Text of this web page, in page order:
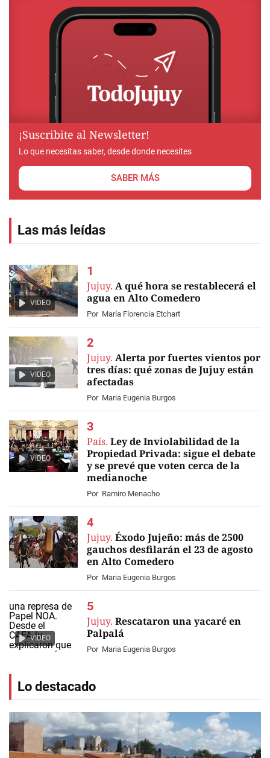
¡Suscribite al Newsletter!
Lo que necesitas saber, desde donde necesites
SABER MÁS
Las más leídas
VIDEO
Jujuy. A qué hora se restablecerá el
agua en Alto Comedero
Por María Florencia Etchart
VIDEO
Jujuy. Alerta por fuertes vientos por
tres días: qué zonas de Jujuy están
afectadas
Por Maria Eugenia Burgos
VIDEO
País. Ley de Inviolabilidad de la
Propiedad Privada: sigue el debate
y se prevé que voten cerca de la
medianoche
Por Ramiro Menacho
Jujuy. Éxodo Jujeño: más de 2500
gauchos desfilarán el 23 de agosto
en Alto Comedero
Por Maria Eugenia Burgos
VIDEO
Jujuy. Rescataron una yacaré en
Palpalá
Por Maria Eugenia Burgos
Lo destacado